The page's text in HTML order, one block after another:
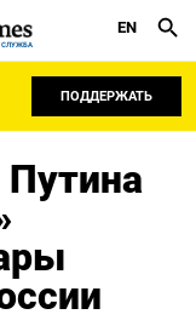
СЛУЖБА
EN
ПОДДЕРЖАТЬ
Путина